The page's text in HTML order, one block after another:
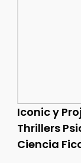
Iconic y
Thrillers
Ciencia